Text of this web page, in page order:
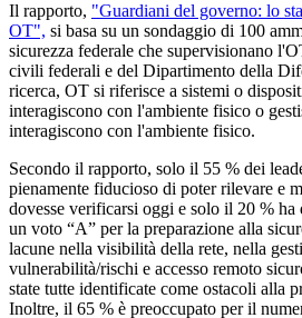
Il rapporto, "Guardiani del governo: lo
OT", si basa su un sondaggio di 100
sicurezza federale che supervisionano
civili federali e del Dipartimento della
ricerca, OT si riferisce a sistemi o
interagiscono con l'ambiente fisico o
interagiscono con l'ambiente fisico.
Secondo il rapporto, solo il 55 % dei
pienamente fiducioso di poter rilevare e
dovesse verificarsi oggi e solo il 20 % ha
un voto “A” per la preparazione alla
lacune nella visibilità della rete, nella
vulnerabilità/rischi e accesso remoto
state tutte identificate come ostacoli alla
Inoltre, il 65 % è preoccupato per il